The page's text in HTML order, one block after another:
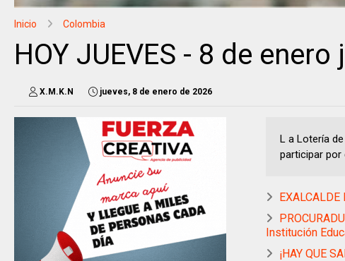
Inicio Colombia
HOY JUEVES - 8 de
X.M.K.N jueves, 8 de enero de 2026
L a Lotería
participar por
Institución
¡HAY QUE